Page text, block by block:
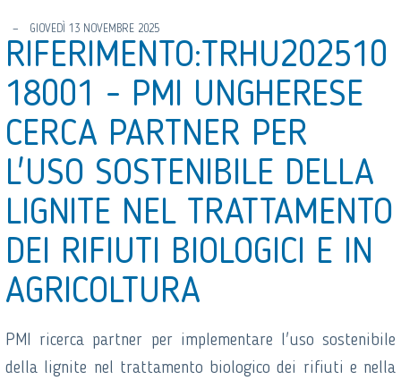
GIOVEDÌ 13 NOVEMBRE 2025
RIFERIMENTO:TRHU202510
18001 - PMI UNGHERESE
CERCA PARTNER PER
L'USO SOSTENIBILE DELLA
LIGNITE NEL TRATTAMENTO
DEI RIFIUTI BIOLOGICI E IN
AGRICOLTURA
PMI ricerca partner per implementare l'uso sostenibile
della lignite nel trattamento biologico dei rifiuti e nella